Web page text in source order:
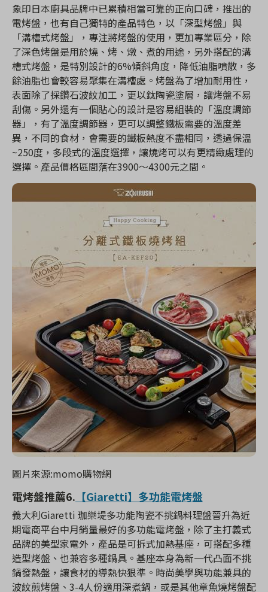
象印日本廚具品牌中已累積相當可靠的正向口碑，推出的
電烤盤，也有自己獨特的產品特色，以「深型烤盤」與
「溝槽式烤盤」，專注將烤盤的使用，更加專業區分，除
了深色烤盤是用於燒、烤、燉、煮的用途，另外搭配的溝
槽式烤盤，是特別設計的6%傾斜角度，降低油脂噴散，多
餘油脂也會較容易聚集在溝槽處。烤盤為了增加耐用性，
表面除了採鑽石波紋加工，更以鈦陶瓷塗層，讓烤盤不易
刮傷。另外還有一個貼心的設計是容易組裝的「溫度調節
器」，有了溫度調節器，更可以調整鐵板需要的溫度差
異，不同的食材，會需要的鐵板熱度不盡相同，透過保溫
~250度，多段式的溫度選擇，讓燒烤可以有更精緻處理的
選擇。產品價格區間落在3900～4300元之間。
圖片來源:momo購物網
電烤盤推薦6. 【Giaretti】多功能電烤盤
義大利Giaretti 珈樂堤多功能陶瓷不挑鍋料理盤晉升為近
期電商平台中月銷量最好的多功能電烤盤，除了主打義式
品牌的美型家電外，產品是可拆式加熱基座，可搭配多種
造型烤盤、也兼容多種鍋具。基座本身為新一代凸面不挑
鍋發熱盤，讓食材的導熱快狠準。時尚美學與功能兼具的
波紋煎烤盤、3-4人份適用深煮鍋，或是其他章魚燒烤盤配